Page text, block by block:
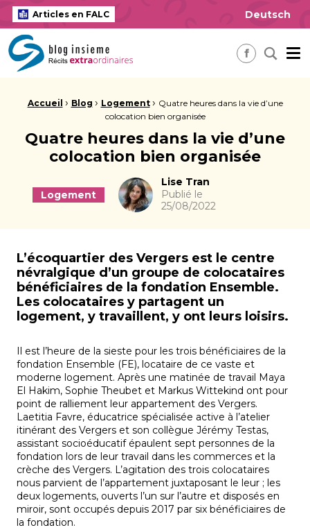
Articles en FALC Deutsch
insieme Blog Alles ausser gewöhnlich
Facebook
Fil d'Ariane :
Accueil › Blog › Logement › Quatre heures dans la vie d’une
colocation bien organisée
Quatre heures dans la vie d’une
colocation bien organisée
Logement
Auteur
Lise Tran
Publié le
25/08/2022
L’écoquartier des Vergers est le centre
névralgique d’un groupe de colocataires
bénéficiaires de la fondation Ensemble.
Les colocataires y partagent un
logement, y travaillent, y ont leurs loisirs.
Il est l’heure de la sieste pour les trois bénéficiaires de la
fondation Ensemble (FE), locataire de ce vaste et
moderne logement. Après une matinée de travail Maya
El Hakim, Sophie Theubet et Markus Wittekind ont pour
point de ralliement leur appartement des Vergers.
Laetitia Favre, éducatrice spécialisée active à l’atelier
itinérant des Vergers et son collègue Jérémy Testas,
assistant socioéducatif épaulent sept personnes de la
fondation lors de leur travail dans les commerces et la
crèche des Vergers. L’agitation des trois colocataires
nous parvient de l’appartement juxtaposant le leur ; les
deux logements, ouverts l’un sur l’autre et disposés en
miroir, sont occupés depuis 2017 par six bénéficiaires de
la fondation.